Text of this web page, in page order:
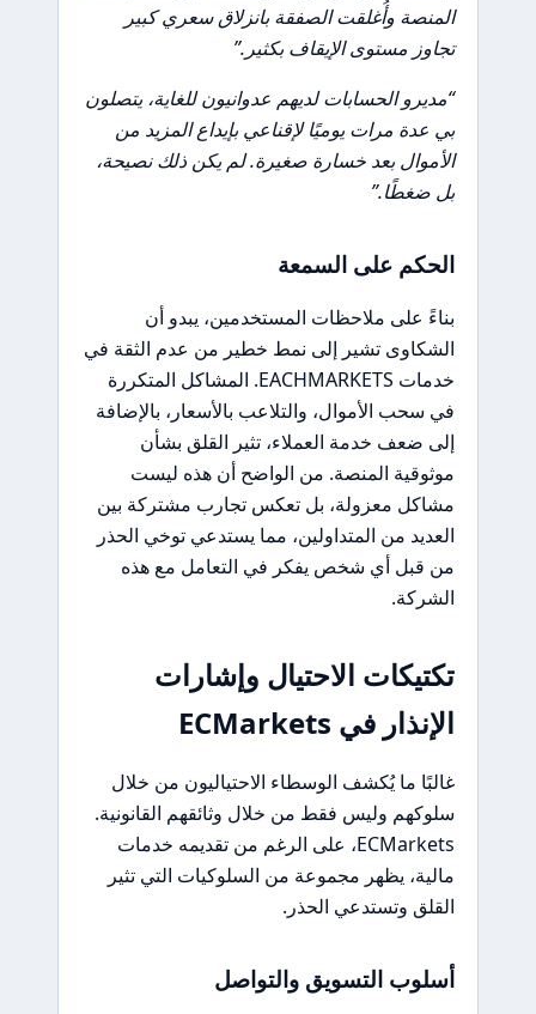
المنصة وأُغلقت الصفقة بانزلاق سعري كبير
تجاوز مستوى الإيقاف بكثير.”
“مديرو الحسابات لديهم عدوانيون للغاية، يتصلون
بي عدة مرات يوميًا لإقناعي بإيداع المزيد من
الأموال بعد خسارة صغيرة. لم يكن ذلك نصيحة،
بل ضغطًا.”
الحكم على السمعة
بناءً على ملاحظات المستخدمين، يبدو أن
الشكاوى تشير إلى نمط خطير من عدم الثقة في
خدمات EACHMARKETS. المشاكل المتكررة
في سحب الأموال، والتلاعب بالأسعار، بالإضافة
إلى ضعف خدمة العملاء، تثير القلق بشأن
موثوقية المنصة. من الواضح أن هذه ليست
مشاكل معزولة، بل تعكس تجارب مشتركة بين
العديد من المتداولين، مما يستدعي توخي الحذر
من قبل أي شخص يفكر في التعامل مع هذه
الشركة.
تكتيكات الاحتيال وإشارات
الإنذار في ECMarkets
غالبًا ما يُكشف الوسطاء الاحتياليون من خلال
سلوكهم وليس فقط من خلال وثائقهم القانونية.
ECMarkets، على الرغم من تقديمه خدمات
مالية، يظهر مجموعة من السلوكيات التي تثير
القلق وتستدعي الحذر.
أسلوب التسويق والتواصل